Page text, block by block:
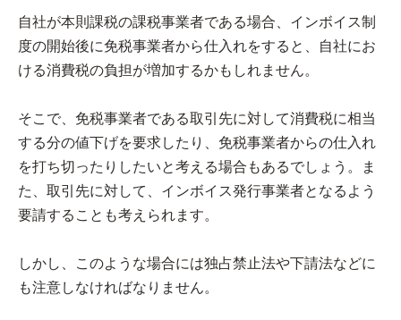
自社が本則課税の課税事業者である場合、インボイス制
度の開始後に免税事業者から仕入れをすると、自社にお
ける消費税の負担が増加するかもしれません。
そこで、免税事業者である取引先に対して消費税に相当
する分の値下げを要求したり、免税事業者からの仕入れ
を打ち切ったりしたいと考える場合もあるでしょう。ま
た、取引先に対して、インボイス発行事業者となるよう
要請することも考えられます。
しかし、このような場合には独占禁止法や下請法などに
も注意しなければなりません。